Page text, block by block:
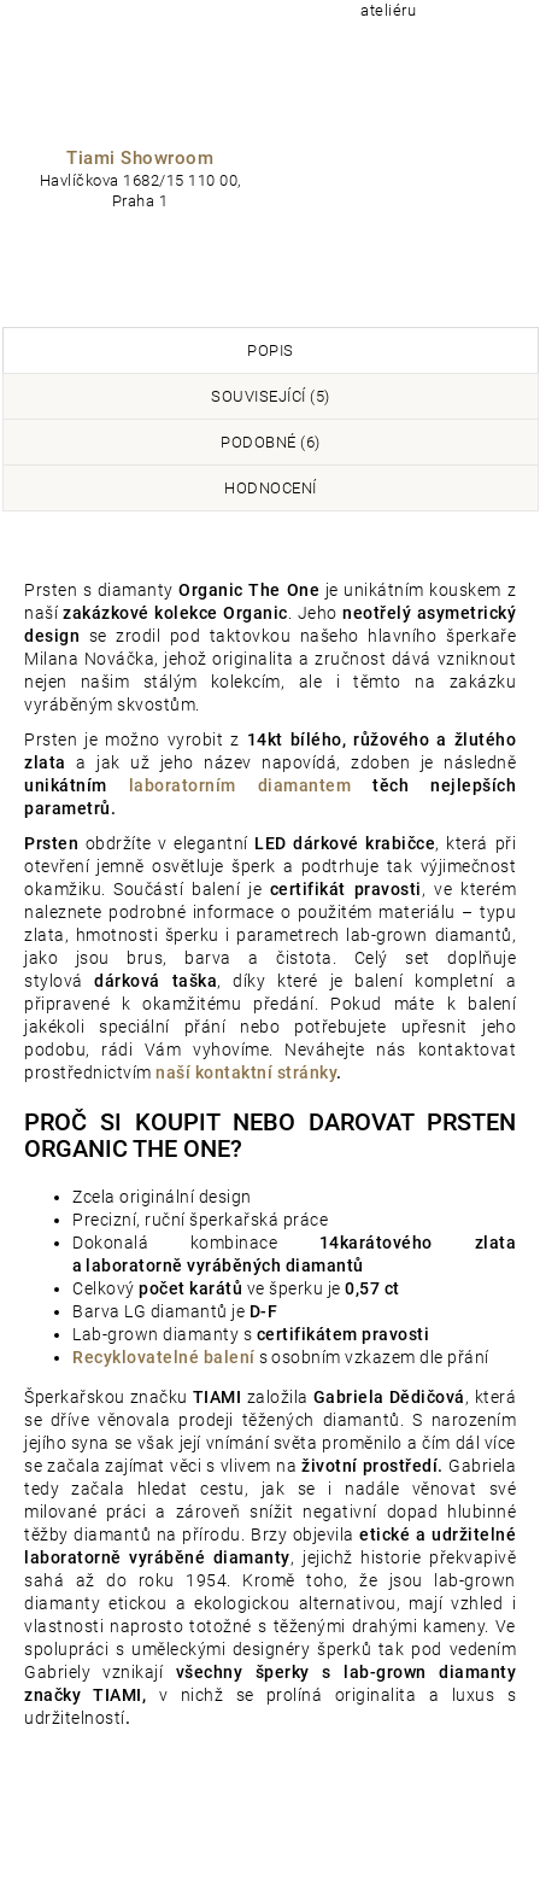
ateliéru
Tiami Showroom
Havlíčkova 1682/15 110 00,
Praha 1
POPIS
SOUVISEJÍCÍ (5)
PODOBNÉ (6)
HODNOCENÍ
Prsten s diamantyOrganic The One je unikátním kouskem z
našízakázkové kolekce Organic . Jehoneotřelý asymetrický
design se zrodil pod taktovkou našeho hlavního šperkaře
Milana Nováčka, jehož originalita a zručnost dává vzniknout
nejen našim stálým kolekcím, ale i těmto na zakázku
vyráběným skvostům.
Prsten je možno vyrobit z 14kt bílého, růžového a žlutého
zlata a jak už jeho název napovídá, zdoben je následně
unikátním
laboratorním diamantem těch nejlepších
parametrů.
Prsten obdržíte v elegantní LED dárkové krabičce, která při
otevření jemně osvětluje šperk a podtrhuje tak výjimečnost
okamžiku. Součástí balení je certifikát pravosti, ve kterém
naleznete podrobné informace o použitém materiálu – typu
zlata, hmotnosti šperku i parametrech lab-grown diamantů,
jako jsou brus, barva a čistota. Celý set doplňuje
stylová
dárková taška, díky které je balení kompletní a
připravené k okamžitému předání. Pokud máte k balení
jakékoli speciální přání nebo potřebujete upřesnit jeho
podobu, rádi Vám vyhovíme. Neváhejte nás kontaktovat
prostřednictvím naší kontaktní stránky.
PROČ SI KOUPIT NEBO DAROVAT PRSTEN
ORGANIC THE ONE?
Zcela originální design
Precizní, ruční šperkařská práce
Dokonalá kombinace 14karátového zlata
a laboratorně vyráběných diamantů
Celkový počet karátů ve šperku je 0,57 ct
Barva LG diamantů je D-F
Lab-grown diamanty s certifikátem pravosti
Recyklovatelné balení s osobním vzkazem dle přání
Šperkařskou značku TIAMI založila Gabriela Dědičová, která
se dříve věnovala prodeji těžených diamantů. S narozením
jejího syna se však její vnímání světa proměnilo a čím dál více
se začala zajímat věci s vlivem naživotní prostředí. Gabriela
tedy začala hledat cestu, jak se i nadále věnovat své
milované práci a zároveň snížit negativní dopad hlubinné
těžby diamantů na přírodu. Brzy objevilaetické a udržitelné
laboratorně vyráběné diamanty, jejichž historie překvapivě
sahá až do roku 1954. Kromě toho, že jsou lab-grown
diamanty etickou a ekologickou alternativou, mají vzhled i
vlastnosti naprosto totožné s těženými drahými kameny. Ve
spolupráci s uměleckými designéry šperků tak pod vedením
Gabriely vznikají všechny šperky s lab-grown diamanty
značky TIAMI,
v nichž se prolíná originalita a luxus s
udržitelností.